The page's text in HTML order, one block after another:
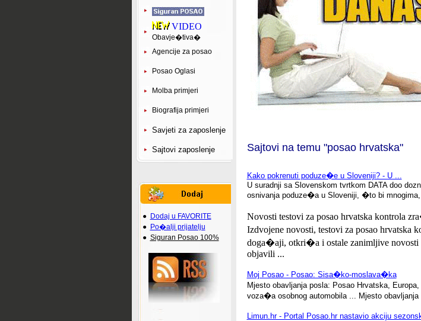
VIDEO
Obavje�tiva�
Agencije za posao
Posao Oglasi
Molba primjeri
Biografija primjeri
Savjeti za zaposlenje
Sajtovi zaposlenje
● Dodaj u FAVORITE
● Po�alji prijatelju
● Siguran Posao 100%
Sajtovi na temu "posao hrvatska"
Kako pokrenuti poduze�e u Sloveniji? - U ...
U suradnji sa Slovenskom tvrtkom DATA doo
osnivanja poduze�a u Sloveniji, �to bi
Novosti testovi za posao hrvatska kontrola
Izdvojene novosti, testovi za posao hrvatska
doga�aji, otkri�a i ostale zanimljive
objavili ...
Moj Posao - Posao: Sisa�ko-moslava�ka
Mjesto obavljanja posla: Posao Hrvatska,
voza�a osobnog automobila ... Mjesto obavljanja
Limun.hr - Portal Posao.hr nastavio akciju